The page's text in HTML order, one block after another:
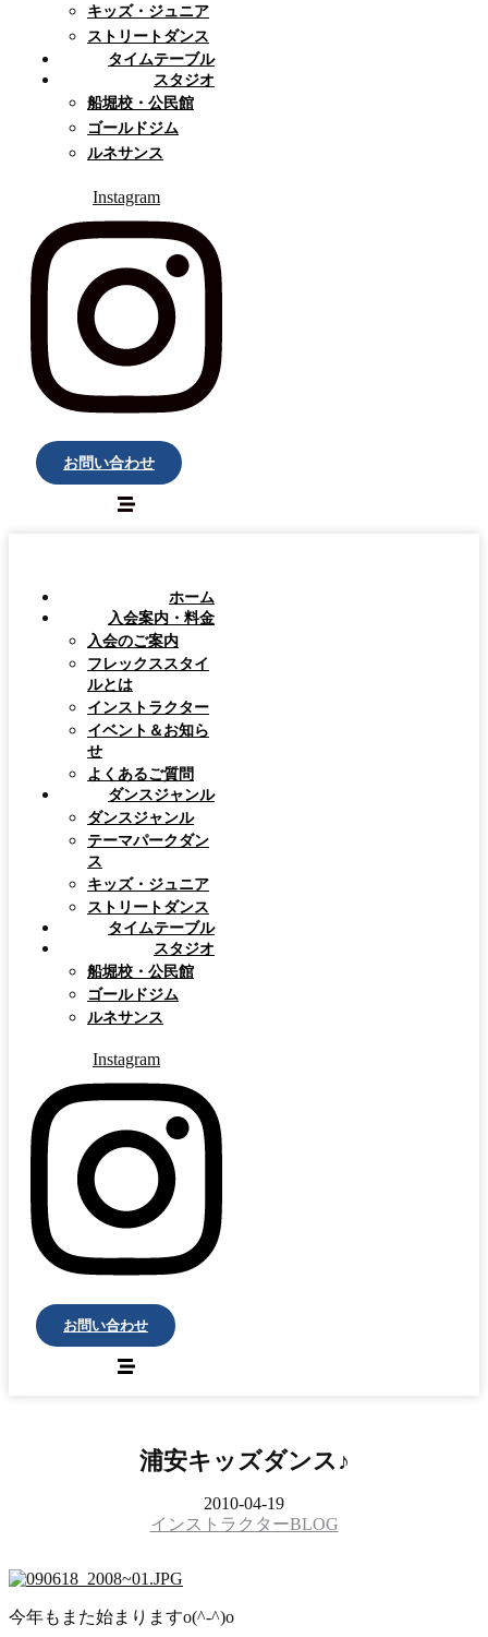
キッズ・ジュニア
ストリートダンス
タイムテーブル
スタジオ
船堀校・公民館
ゴールドジム
ルネサンス
Instagram
お問い合わせ
ホーム
入会案内・料金
入会のご案内
フレックススタイ
ルとは
インストラクター
イベント＆お知ら
せ
よくあるご質問
ダンスジャンル
ダンスジャンル
テーマパークダン
ス
キッズ・ジュニア
ストリートダンス
タイムテーブル
スタジオ
船堀校・公民館
ゴールドジム
ルネサンス
Instagram
お問い合わせ
浦安キッズダンス♪
2010-04-19
インストラクターBLOG
今年もまた始まりますo(^-^)o